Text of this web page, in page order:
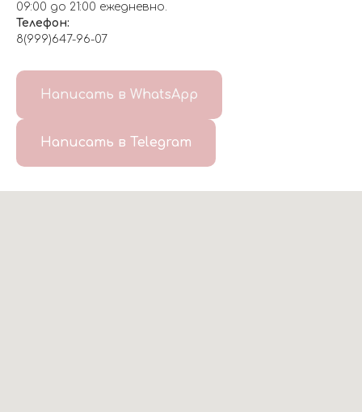
09:00 до 21:00 ежедневно.
Телефон:
8(999)647-96-07
Написать в WhatsApp
Написать в Telegram